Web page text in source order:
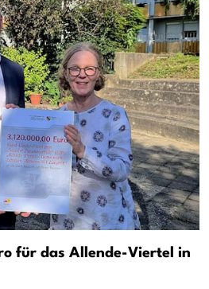
für das Allende-Viertel in